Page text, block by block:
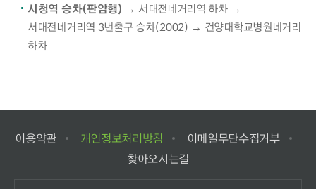
시청역 승차(판암행) → 서대전네거리역 하차 →
서대전네거리역 3번출구 승차(2002) → 건양대학교병원네거리
하차
이용약관 개인정보처리방침
이메일무단수집거부
찾아오시는길